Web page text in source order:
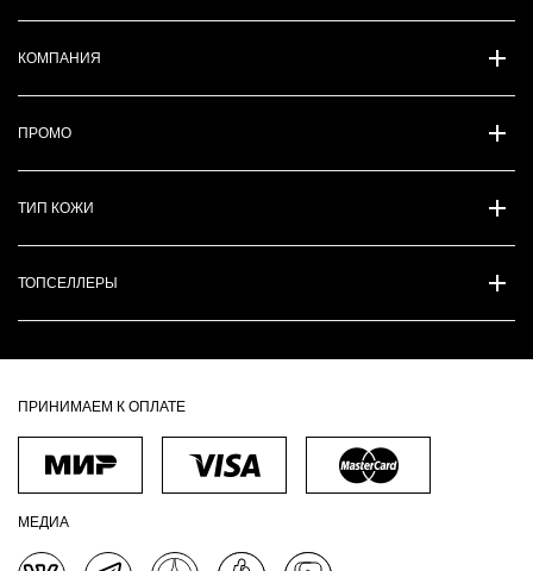
КОМПАНИЯ
ПРОМО
ТИП КОЖИ
ТОПСЕЛЛЕРЫ
ПРИНИМАЕМ К ОПЛАТЕ
МЕДИА